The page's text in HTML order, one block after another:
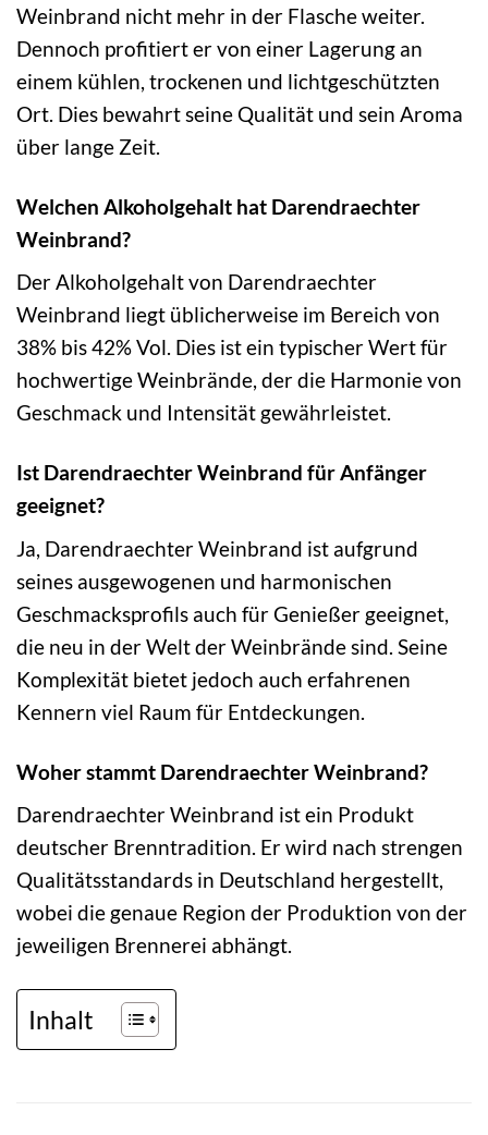
Weinbrand nicht mehr in der Flasche weiter.
Dennoch profitiert er von einer Lagerung an
einem kühlen, trockenen und lichtgeschützten
Ort. Dies bewahrt seine Qualität und sein Aroma
über lange Zeit.
Welchen Alkoholgehalt hat Darendraechter
Weinbrand?
Der Alkoholgehalt von Darendraechter
Weinbrand liegt üblicherweise im Bereich von
38% bis 42% Vol. Dies ist ein typischer Wert für
hochwertige Weinbrände, der die Harmonie von
Geschmack und Intensität gewährleistet.
Ist Darendraechter Weinbrand für Anfänger
geeignet?
Ja, Darendraechter Weinbrand ist aufgrund
seines ausgewogenen und harmonischen
Geschmacksprofils auch für Genießer geeignet,
die neu in der Welt der Weinbrände sind. Seine
Komplexität bietet jedoch auch erfahrenen
Kennern viel Raum für Entdeckungen.
Woher stammt Darendraechter Weinbrand?
Darendraechter Weinbrand ist ein Produkt
deutscher Brenntradition. Er wird nach strengen
Qualitätsstandards in Deutschland hergestellt,
wobei die genaue Region der Produktion von der
jeweiligen Brennerei abhängt.
Inhalt